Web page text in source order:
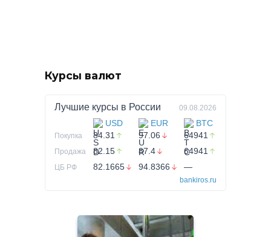
Курсы валют
Лучшие курсы в России 09.08.2026
USD EUR BTC
Покупка 84.31 97.06 64941
Продажа 82.15 87.4 64941
ЦБ РФ 82.1665 94.8366 —
bankiros.ru